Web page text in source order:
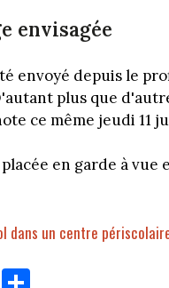
envisagée
envoyé depuis le
plus que
ce même jeudi 11
en garde à
dans un centre